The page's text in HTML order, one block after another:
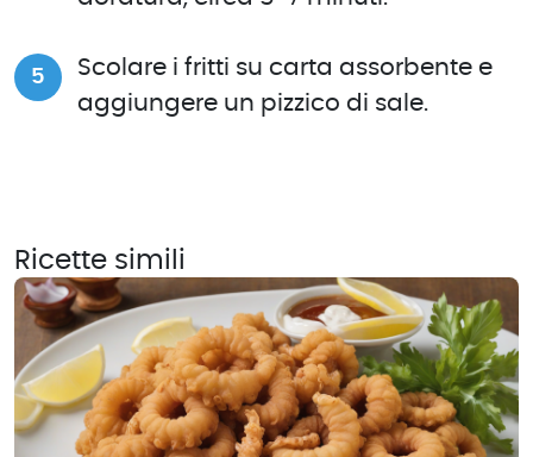
Scolare i fritti su carta assorbente e
aggiungere un pizzico di sale.
Ricette simili